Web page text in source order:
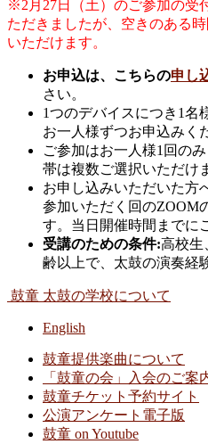
※2月27日（土）のご参加の受
ただきましたが、空きのある
いただけます。
お申込は、こちらの申し
さい。
1つのデバイスにつき1名
お一人様ずつお申込みく
ご参加はお一人様1回の
帯は複数ご選択いただけ
お申し込みいただいた方
参加いただく回のZOOM
す。当日開催時間までに
受講のための条件:高校生
齢以上で、太鼓の演奏経
鼓童 太鼓の学校について
English
鼓童提供楽曲について
「鼓童の会」入会のご案
鼓童チケット予約サイト
公演アンケート電子版
鼓童 on Youtube